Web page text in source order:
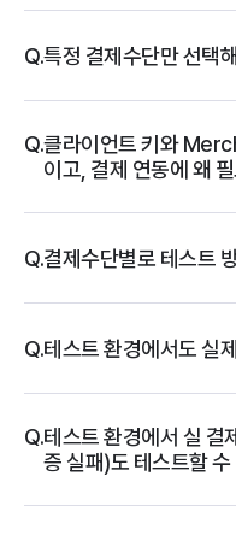
Q.특정 결제수단만 선택
Q.클라이언트 키와
이고, 결제 연동에 왜
Q.결제수단별로 테스트
Q.테스트 환경에서도 실
Q.테스트 환경에서 실 결
증 실패)도 테스트할